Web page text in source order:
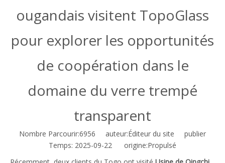
ougandais visitent TopoGlass
pour explorer les opportunités
de coopération dans le
domaine du verre trempé
transparent
Nombre Parcourir:6956 auteur:Éditeur du site publier
Temps: 2025-09-22 origine:Propulsé